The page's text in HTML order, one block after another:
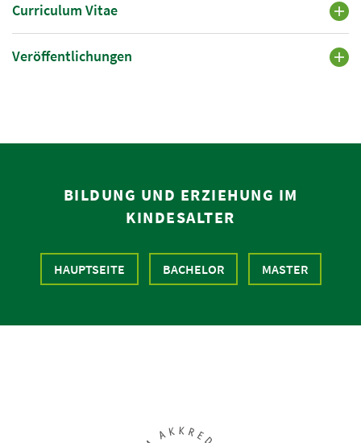
Curriculum Vitae
Veröffentlichungen
BILDUNG UND ERZIEHUNG IM
KINDESALTER
HAUPTSEITE BACHELOR MASTER